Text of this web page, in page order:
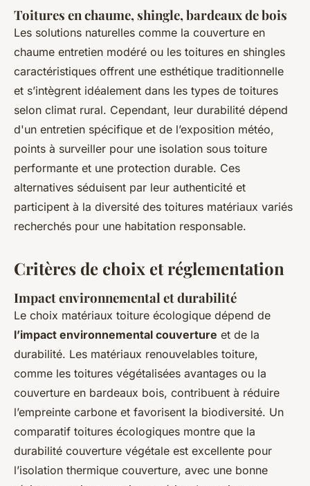
Toitures en chaume, shingle, bardeaux de bois
Les solutions naturelles comme la couverture en
chaume entretien modéré ou les toitures en shingles
caractéristiques offrent une esthétique traditionnelle
et s’intègrent idéalement dans les types de toitures
selon climat rural. Cependant, leur durabilité dépend
d'un entretien spécifique et de l’exposition météo,
points à surveiller pour une isolation sous toiture
performante et une protection durable. Ces
alternatives séduisent par leur authenticité et
participent à la diversité des toitures matériaux variés
recherchés pour une habitation responsable.
Critères de choix et réglementation
Impact environnemental et durabilité
Le choix matériaux toiture écologique dépend de
l’impact environnemental couverture et de la
durabilité. Les matériaux renouvelables toiture,
comme les toitures végétalisées avantages ou la
couverture en bardeaux bois, contribuent à réduire
l’empreinte carbone et favorisent la biodiversité. Un
comparatif toitures écologiques montre que la
durabilité couverture végétale est excellente pour
l’isolation thermique couverture, avec une bonne